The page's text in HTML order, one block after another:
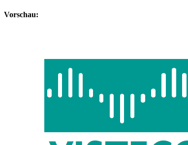
Vorschau: